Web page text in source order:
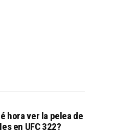
hora ver la pelea de
en UFC 322?